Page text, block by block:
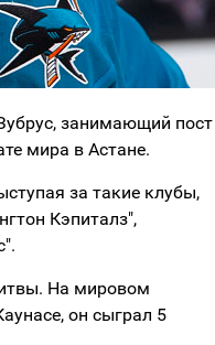
занимающий пост
мира в Астане.
за такие клубы,
Кэпиталз",
На мировом
он сыграл 5